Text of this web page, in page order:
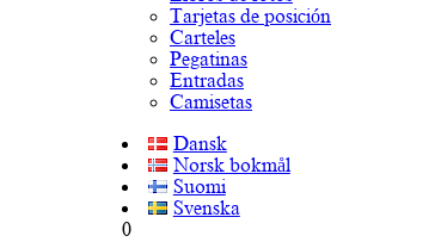
Tarjetas de posición
Carteles
Pegatinas
Entradas
Camisetas
Dansk
Norsk bokmål
Suomi
Svenska
0